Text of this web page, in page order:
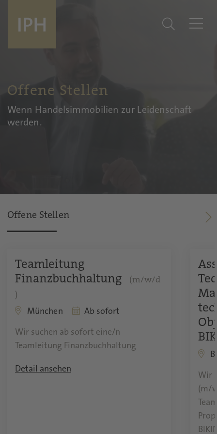
Offene Stellen
Wenn Handelsimmobilien zur Leidenschaft
werden.
Offene Stellen
Teamleitung
Finanzbuchhaltung
(m/w/d
)
München Ab sofort
Wir suchen ab sofort eine/n
Teamleitung Finanzbuchhaltung
Detail ansehen
Wir
(m/